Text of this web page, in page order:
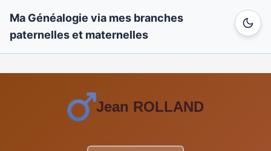
Ma Généalogie via mes branches
paternelles et maternelles
Jean ROLLAND